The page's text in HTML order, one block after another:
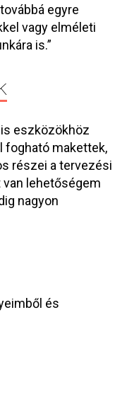
egyre
vagy elméleti
is.”
eszközökhöz
fogható makettek,
részei a tervezési
lehetőségem
nagyon
és